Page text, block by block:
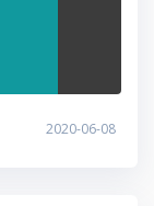
2020-06-08